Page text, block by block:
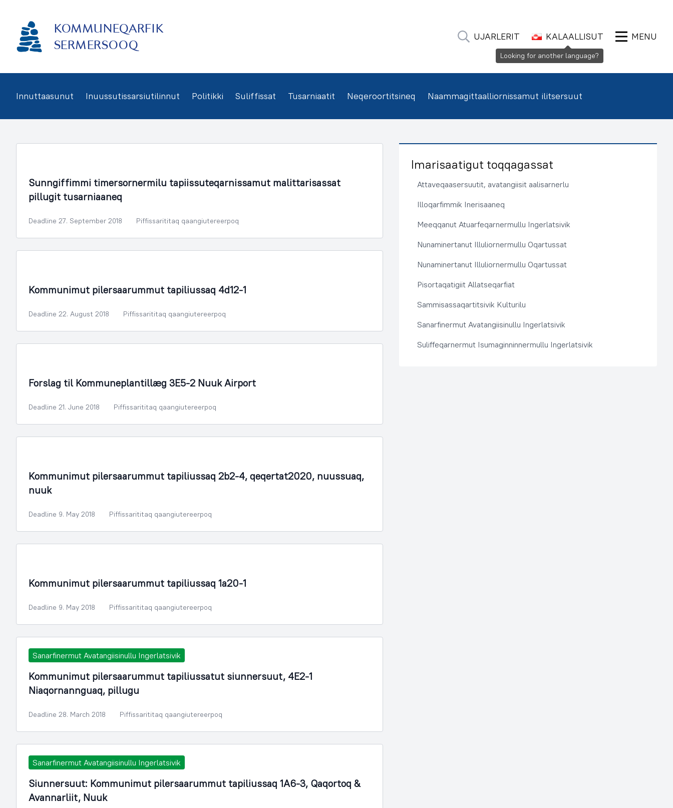
KOMMUNEQARFIK
SERMERSOOQ
UJARLERIT KALAALLISUT MENU
Innuttaasunut Inuussutissarsiutilinnut Politikki Suliffissat Tusarniaatit Neqeroortitsineq Naammagittaalliornissamut ilitsersuut
Sunngiffimmi timersornermilu tapiissuteqarnissamut malittarisassat
pillugit tusarniaaneq
Deadline 27. September 2018 Piffissarititaq qaangiutereerpoq
Kommunimut pilersaarummut tapiliussaq 4d12-1
Deadline 22. August 2018 Piffissarititaq qaangiutereerpoq
Forslag til Kommuneplantillæg 3E5-2 Nuuk Airport
Deadline 21. June 2018 Piffissarititaq qaangiutereerpoq
Kommunimut pilersaarummut tapiliussaq 2b2-4, qeqertat2020, nuussuaq,
nuuk
Deadline 9. May 2018 Piffissarititaq qaangiutereerpoq
Kommunimut pilersaarummut tapiliussaq 1a20-1
Deadline 9. May 2018 Piffissarititaq qaangiutereerpoq
Sanarfinermut Avatangiisinullu Ingerlatsivik
Kommunimut pilersaarummut tapiliussatut siunnersuut, 4E2-1
Niaqornannguaq, pillugu
Deadline 28. March 2018 Piffissarititaq qaangiutereerpoq
Sanarfinermut Avatangiisinullu Ingerlatsivik
Siunnersuut: Kommunimut pilersaarummut tapiliussaq 1A6-3, Qaqortoq &
Avannarliit, Nuuk
Imarisaatigut toqqagassat
Attaveqaasersuutit, avatangiisit aalisarnerlu
Illoqarfimmik Inerisaaneq
Meeqqanut Atuarfeqarnermullu Ingerlatsivik
Nunaminertanut Illuliornermullu Oqartussat
Nunaminertanut Illuliornermullu Oqartussat
Pisortaqatigiit Allatseqarfiat
Sammisassaqartitsivik Kulturilu
Sanarfinermut Avatangiisinullu Ingerlatsivik
Suliffeqarnermut Isumaginninnermullu Ingerlatsivik
Looking for another language?